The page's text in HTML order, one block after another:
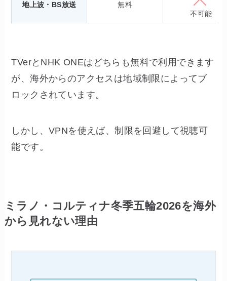
地上波・BS放送
無料
不可能
TVerとNHK ONEはどちらも無料で利用できます
が、海外からのアクセスは地域制限によってブ
ロックされています。
しかし、VPNを使えば、制限を回避して視聴可
能です。
ミラノ・コルティナ冬季五輪2026を海外
から見れない理由